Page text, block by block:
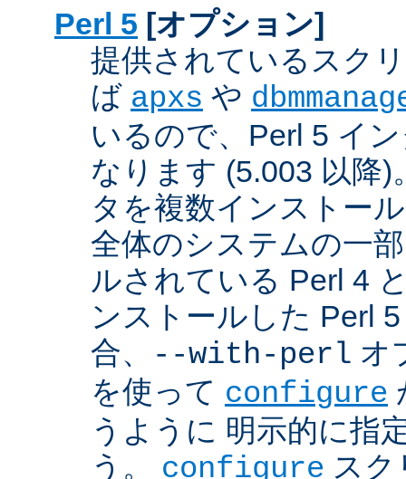
Perl 5 [オプション]
提供されているスク
ば apxs や
いるので、Perl 5 イ
なります (5.003 以降
タを複数インストー
全体のシステムの一
ルされている Perl 4
ンストールした Perl
合、
--with-perl オ
を使って configure
うように 明示的に指
う。 configure スク